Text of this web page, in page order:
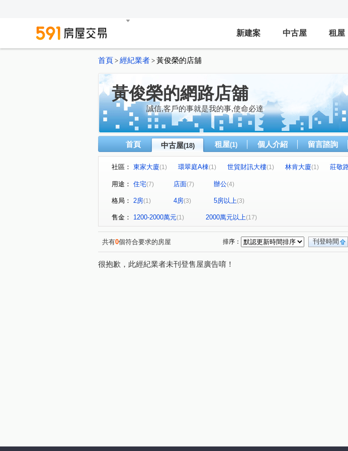
新建案 中古屋 租屋
首頁 > 經紀業者 > 黃俊榮的店舖
黃俊榮的網路店舖
誠信,客戶的事就是我的事,使命必達
首頁 中古屋(18) 租屋(1) 個人介紹 留言諮詢
社區： 東家大廈(1) 環翠庭A棟(1) 世貿財訊大樓(1) 林肯大廈(1) 莊敬
師大路店面 (1)
雙橡園大廈 世電南京實業廣場(1)
基隆路二段(1) 敦化南路二段(2) 華陰街
中山北路七段(1) 中山北路二段(1) 金山南路一段(1) 萬美街一段(1)
仁愛路二段(1) 忠孝東路四段(1) 民族西路(1) 安和路二段(1) 南
用途： 住宅(7) 店面(7) 辦公(4)
格局： 2房(1) 4房(3) 5房以上(3)
售金： 1200-2000萬元(1) 2000萬元以上(17)
共有0個符合要求的房屋 刊登時間
排序：
很抱歉，此經紀業者未刊登售屋廣告唷！